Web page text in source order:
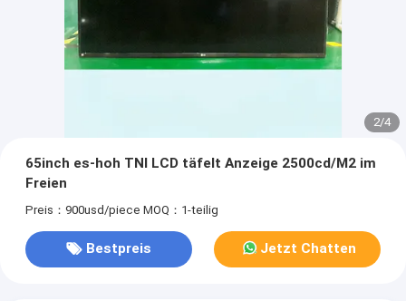
2/4
65inch es-hoh TNI LCD täfelt Anzeige 2500cd/M2 im
Freien
Preis：900usd/piece MOQ：1-teilig
Bestpreis Jetzt Chatten